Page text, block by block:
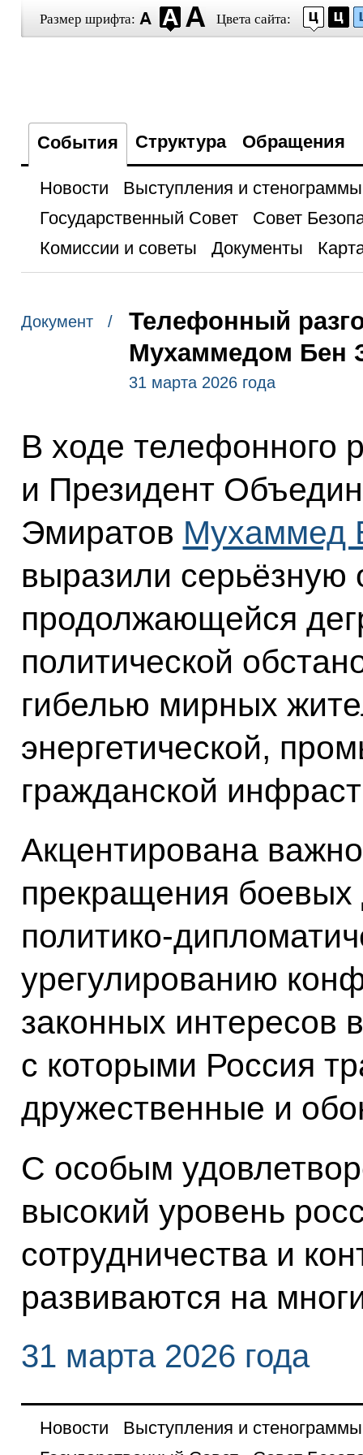
Размер шрифта: Цвета сайта:
События Структура Обращения
Новости
Выступления и стенограммы
Государственный Совет
Совет
Комиссии и советы
Документы
Документ /
Телефонный
Мухаммедом Бен
31 марта 2026 года
В ходе телефонного
и Президент
Эмиратов Мухаммед
выразили серьёзную
продолжающейся
политической
гибелью мирных
энергетической,
гражданской
Акцентирована
прекращения боевых
политико-
урегулированию
законных интересов
с которыми Россия
дружественные и
С особым
высокий уровень
сотрудничества и
развиваются на
31 марта 2026 года
Новости
Выступления и стенограммы